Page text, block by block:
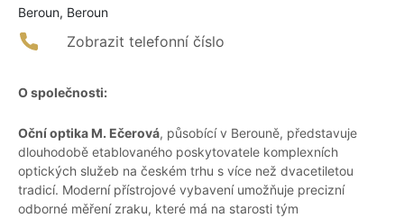
Beroun, Beroun
Zobrazit telefonní číslo
O společnosti:
Oční optika M. Ečerová, působící v Berouně, představuje
dlouhodobě etablovaného poskytovatele komplexních
optických služeb na českém trhu s více než dvacetiletou
tradicí. Moderní přístrojové vybavení umožňuje precizní
odborné měření zraku, které má na starosti tým